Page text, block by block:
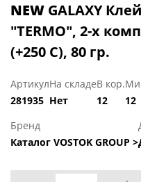
NEW GALAXY
"TERMO", 2-х
(+250 С), 80 гр.
Артикул
281935
На складе
Нет
В кор.
12
12
Бренд
Каталог VOSTOK GROUP >